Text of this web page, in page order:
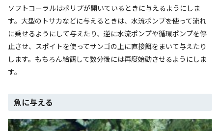
ソフトコーラルはポリプが開いているときに与えるようにしま
す。大型のトサカなどに与えるときは、水流ポンプを使って流れ
に乗せるようにして与えたり、逆に水流ポンプや循環ポンプを停
止させ、スポイトを使ってサンゴの上に直接餌をまいて与えたり
します。もちろん給餌して数分後には再度始動させるようにしま
す。
魚に与える